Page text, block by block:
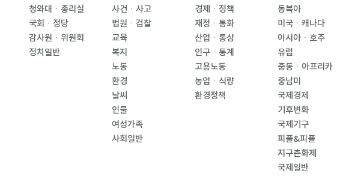
청와대ㆍ총리실
국회ㆍ정당
감사원ㆍ위원회
정치일반
사건ㆍ사고
법원ㆍ검찰
교육
복지
노동
환경
날씨
인물
여성가족
사회일반
경제ㆍ정책
재정ㆍ통화
산업ㆍ통상
인구ㆍ통계
고용노동
농업ㆍ식량
환경정책
동북아
미국ㆍ캐나다
아시아ㆍ호주
유럽
중동ㆍ아프리카
중남미
국제경제
기후변화
국제기구
피플&피플
지구촌화제
국제일반